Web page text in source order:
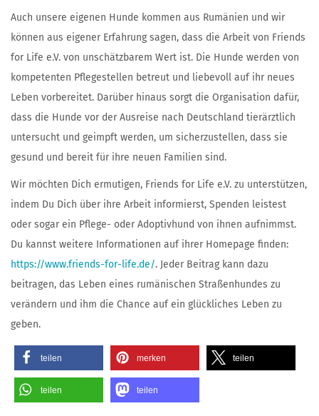
Auch unsere eigenen Hunde kommen aus Rumänien und wir
können aus eigener Erfahrung sagen, dass die Arbeit von Friends
for Life e.V. von unschätzbarem Wert ist. Die Hunde werden von
kompetenten Pflegestellen betreut und liebevoll auf ihr neues
Leben vorbereitet. Darüber hinaus sorgt die Organisation dafür,
dass die Hunde vor der Ausreise nach Deutschland tierärztlich
untersucht und geimpft werden, um sicherzustellen, dass sie
gesund und bereit für ihre neuen Familien sind.
Wir möchten Dich ermutigen, Friends for Life e.V. zu unterstützen,
indem Du Dich über ihre Arbeit informierst, Spenden leistest
oder sogar ein Pflege- oder Adoptivhund von ihnen aufnimmst.
Du kannst weitere Informationen auf ihrer Homepage finden:
https://www.friends-for-life.de/. Jeder Beitrag kann dazu
beitragen, das Leben eines rumänischen Straßenhundes zu
verändern und ihm die Chance auf ein glückliches Leben zu
geben.
teilen merken teilen
teilen teilen